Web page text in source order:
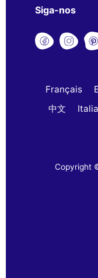
Siga-nos
Français
中文
Copyright